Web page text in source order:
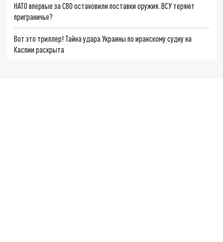
НАТО впервые за СВО остановили поставки оружия. ВСУ теряют
приграничье?
Вот это триллер! Тайна удара Украины по иранскому судну на
Каспии раскрыта